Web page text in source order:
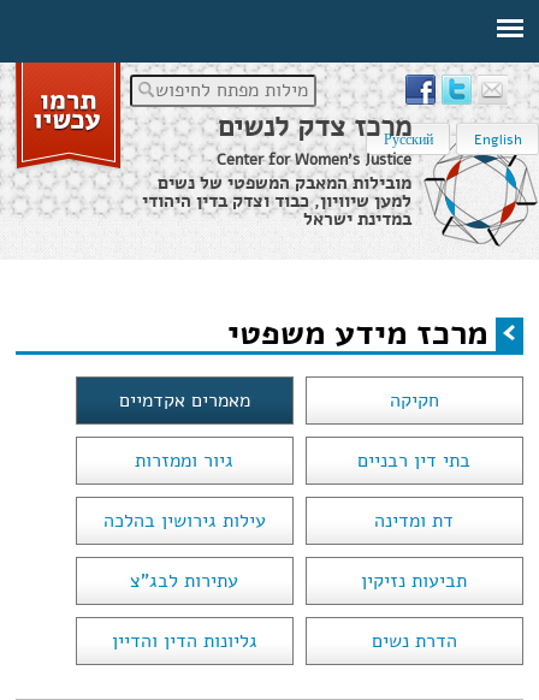
מילות מפתח לחיפוש
English
Русский
מרכז צדק לנשים
Center for Women's Justice
מובילות המאבק המשפטי של נשים
למען שיוויון, כבוד וצדק בדין היהודי
במדינת ישראל
הינך נמצא כאן
מרכז מידע משפטי
חקיקה מאמרים אקדמיים
בתי דין רבניים גיור וממזרות
דת ומדינה עילות גירושין בהלכה
תביעות נזיקין עתירות לבג"צ
הדרת נשים גליונות הדין והדיין